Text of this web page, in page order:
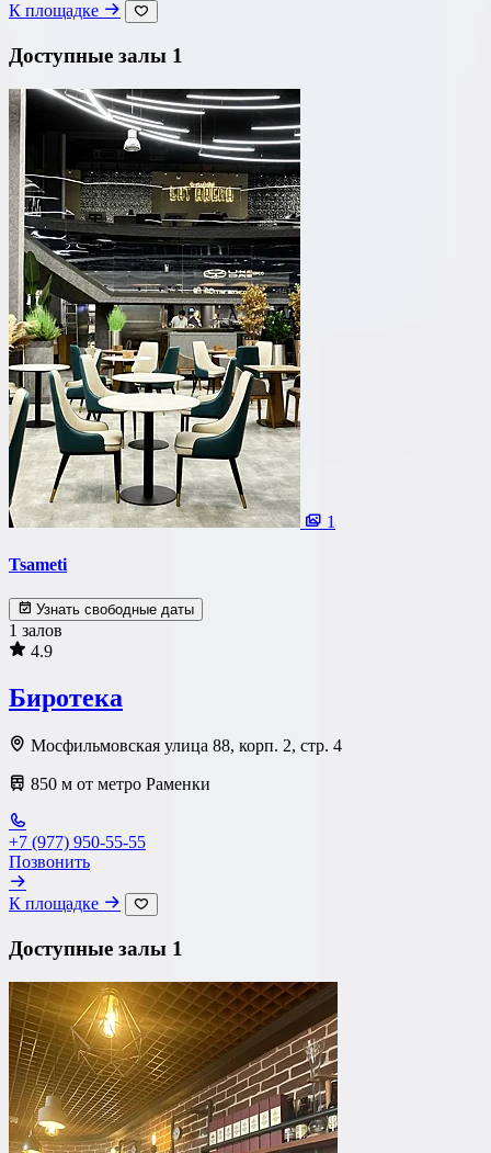
К площадке
Доступные залы 1
1
Tsameti
Узнать свободные даты
1 залов
4.9
Биротека
Мосфильмовская улица 88, корп. 2, стр. 4
850 м от метро Раменки
+7 (977) 950-55-55
Позвонить
К площадке
Доступные залы 1